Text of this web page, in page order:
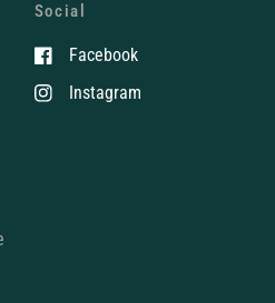
Social
Facebook
Instagram